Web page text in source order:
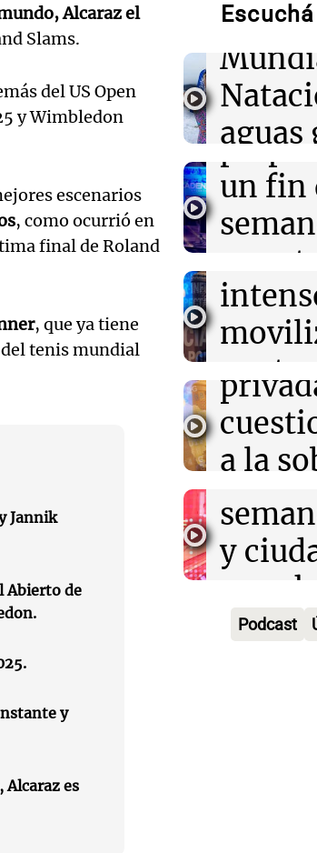
Alcaraz el
Slams.
del US Open
y Wimbledon
escenarios
, como ocurrió en
final de Roland
, que ya tiene
tenis mundial
Jannik
Abierto de
y
es
Intensas
impactan
ocasiones
semana
Incidentes
detenidos y
marcha
polar llega
agosto tras
aguas
frente
Turno
Audio.
un fin
y
ley de
Panorama
Episodios
Audio.
Panorama
Episodios
Audio.
el
a la
digital
Panorama
Episodios
Audio.
un fin
y
Audio.
Audio.
Podcast